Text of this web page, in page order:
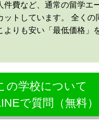
件費など、通常の留学エ
ットしています。 全くの
よりも安い「最低価格」
の学校について
で質問（無料）